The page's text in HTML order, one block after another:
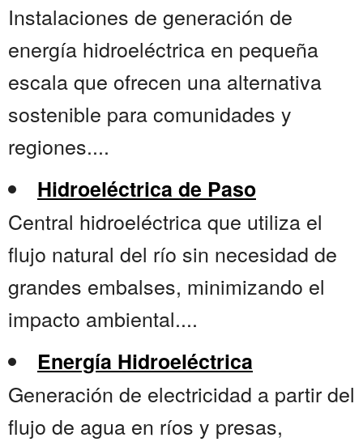
Instalaciones de generación de
energía hidroeléctrica en pequeña
escala que ofrecen una alternativa
sostenible para comunidades y
regiones....
Hidroeléctrica de Paso
Central hidroeléctrica que utiliza el
flujo natural del río sin necesidad de
grandes embalses, minimizando el
impacto ambiental....
Energía Hidroeléctrica
Generación de electricidad a partir del
flujo de agua en ríos y presas,